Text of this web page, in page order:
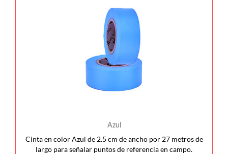
Azul
Cinta en color Azul de 2.5 cm de ancho por 27 metros de
largo para señalar puntos de referencia en campo.